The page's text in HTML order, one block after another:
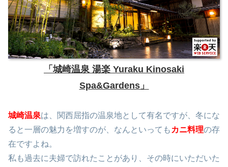
「城崎温泉 湯楽 Yuraku Kinosaki
Spa&Gardens」
城崎温泉は、関西屈指の温泉地として有名ですが、冬にな
ると一層の魅力を増すのが、なんといっても カニ料理の存
在ですよね。
私も過去に夫婦で訪れたことがあり、その時にいただいた